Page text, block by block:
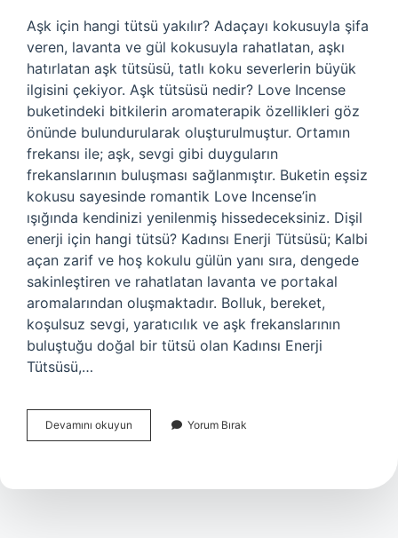
Aşk için hangi tütsü yakılır? Adaçayı kokusuyla şifa
veren, lavanta ve gül kokusuyla rahatlatan, aşkı
hatırlatan aşk tütsüsü, tatlı koku severlerin büyük
ilgisini çekiyor. Aşk tütsüsü nedir? Love Incense
buketindeki bitkilerin aromaterapik özellikleri göz
önünde bulundurularak oluşturulmuştur. Ortamın
frekansı ile; aşk, sevgi gibi duyguların
frekanslarının buluşması sağlanmıştır. Buketin eşsiz
kokusu sayesinde romantik Love Incense’in
ışığında kendinizi yenilenmiş hissedeceksiniz. Dişil
enerji için hangi tütsü? Kadınsı Enerji Tütsüsü; Kalbi
açan zarif ve hoş kokulu gülün yanı sıra, dengede
sakinleştiren ve rahatlatan lavanta ve portakal
aromalarından oluşmaktadır. Bolluk, bereket,
koşulsuz sevgi, yaratıcılık ve aşk frekanslarının
buluştuğu doğal bir tütsü olan Kadınsı Enerji
Tütsüsü,…
Devamını okuyun
Için
Yorum Bırak